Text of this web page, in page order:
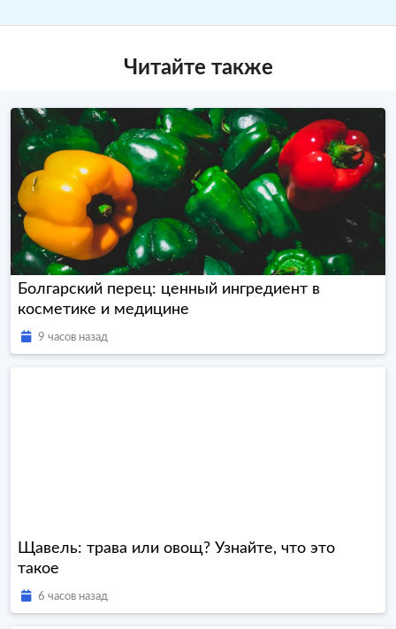
Читайте также
Болгарский перец: ценный ингредиент в
косметике и медицине
9 часов назад
Щавель: трава или овощ? Узнайте, что это
такое
6 часов назад